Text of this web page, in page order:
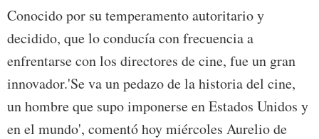
Conocido por su temperamento autoritario y
decidido, que lo conducía con frecuencia a
enfrentarse con los directores de cine, fue un gran
innovador.'Se va un pedazo de la historia del cine,
un hombre que supo imponerse en Estados Unidos y
en el mundo', comentó hoy miércoles Aurelio de